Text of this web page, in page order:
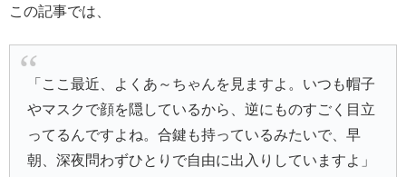
この記事では、
「ここ最近、よくあ～ちゃんを見ますよ。いつも帽子
やマスクで顔を隠しているから、逆にものすごく目立
ってるんですよね。合鍵も持っているみたいで、早
朝、深夜問わずひとりで自由に出入りしていますよ」